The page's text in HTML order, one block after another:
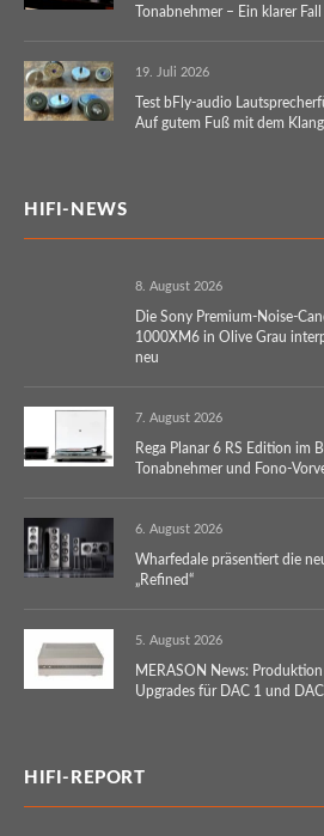
Tonabnehmer – Ein klarer Fall
19. Juli 2026
Test bFly-audio
Auf gutem Fuß mit dem Klang
HIFI-NEWS
8. August 2026
Die Sony Premium-Noise-
1000XM6 in Olive Grau
neu
7. August 2026
Rega Planar 6 RS Edition im
Tonabnehmer und Fono-
6. August 2026
Wharfedale präsentiert die
„Refined“
5. August 2026
MERASON News:
Upgrades für DAC 1 und
HIFI-REPORT